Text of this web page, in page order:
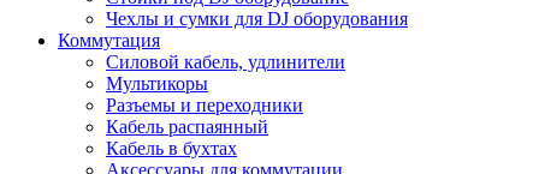
Чехлы и сумки для DJ оборудования
Коммутация
Силовой кабель, удлинители
Мультикоры
Разъемы и переходники
Кабель распаянный
Кабель в бухтах
Аксессуары для коммутации